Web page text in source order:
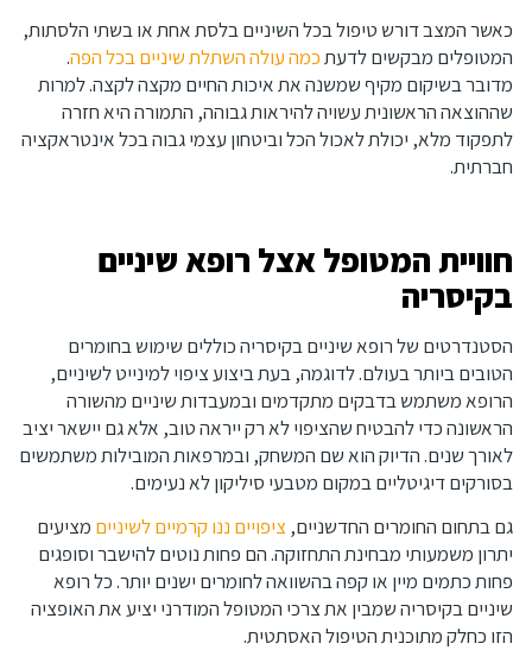
כאשר המצב דורש טיפול בכל השיניים בלסת אחת או בשתי הלסתות,
המטופלים מבקשים לדעתכמה עולה השתלת שיניים בכל הפה.
מדובר בשיקום מקיף שמשנה את איכות החיים מקצה לקצה. למרות
שההוצאה הראשונית עשויה להיראות גבוהה, התמורה היא חזרה
לתפקוד מלא, יכולת לאכול הכל וביטחון עצמי גבוה בכל אינטראקציה
חברתית.
חוויית המטופל אצל רופא שיניים
בקיסריה
הסטנדרטים של רופא שיניים בקיסריה כוללים שימוש בחומרים
הטובים ביותר בעולם. לדוגמה, בעת ביצוע ציפוי למינייט לשיניים,
הרופא משתמש בדבקים מתקדמים ובמעבדות שיניים מהשורה
הראשונה כדי להבטיח שהציפוי לא רק ייראה טוב, אלא גם יישאר יציב
לאורך שנים. הדיוק הוא שם המשחק, ובמרפאות המובילות משתמשים
בסורקים דיגיטליים במקום מטבעי סיליקון לא נעימים.
גם בתחום החומרים החדשניים, ציפויים ננו קרמיים לשיניים מציעים
יתרון משמעותי מבחינת התחזוקה. הם פחות נוטים להישבר וסופגים
פחות כתמים מיין או קפה בהשוואה לחומרים ישנים יותר. כל רופא
שיניים בקיסריה שמבין את צרכי המטופל המודרני יציע את האופציה
הזו כחלק מתוכנית הטיפול האסתטית.